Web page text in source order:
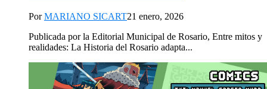
PorMARIANO SICART21 enero, 2026
Publicada por la Editorial Municipal de Rosario, Entre mitos y
realidades: La Historia del Rosario adapta...